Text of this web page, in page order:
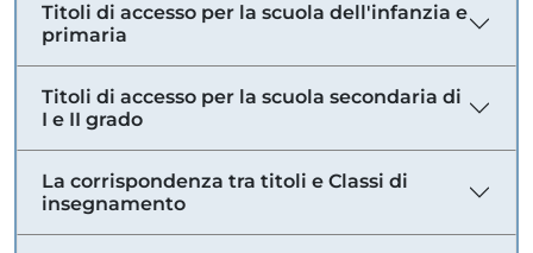
Titoli di accesso per la scuola dell'infanzia e
primaria
Titoli di accesso per la scuola secondaria di
I e II grado
La corrispondenza tra titoli e Classi di
insegnamento